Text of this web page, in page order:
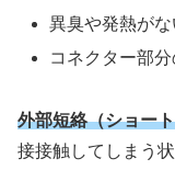
異臭や発熱が
コネクター部
外部短絡（ショー
接接触してしまう